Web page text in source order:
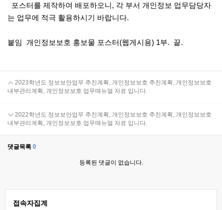
포스터를 제작하여 배포하오니, 각 부서 개인정보 업무담당자
는 업무에 적극 활용하시기 바랍니다.
붙임 개인정보보호 홍보물 포스터(웹게시용) 1부. 끝.
2023학년도 정보보안업무 추진계획, 개인정보보호 추진계획, 개인정보보호
내부관리계획, 개인정보보호 업무매뉴얼 자료 입니다.
2022학년도 정보보안업무 추진계획, 개인정보보호 추진계획, 개인정보보호
내부관리계획, 개인정보보호 업무매뉴얼 자료 입니다.
댓글목록 0
등록된 댓글이 없습니다.
접속자집계